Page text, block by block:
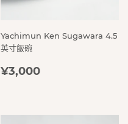
Yachimun Ken Sugawara 4.5
英寸飯碗
定
¥3,000